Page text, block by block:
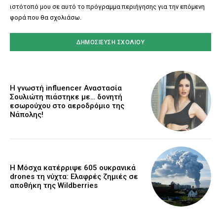
ιστότοπό μου σε αυτό το πρόγραμμα περιήγησης για την επόμενη
φορά που θα σχολιάσω.
Η γνωστή influencer Αναστασία
Σουλιώτη πιάστηκε με… δονητή
εσωρούχου στο αεροδρόμιο της
Νάπολης!
Η Μόσχα κατέρριψε 605 ουκρανικά
drones τη νύχτα: Ελαφρές ζημιές σε
αποθήκη της Wildberries